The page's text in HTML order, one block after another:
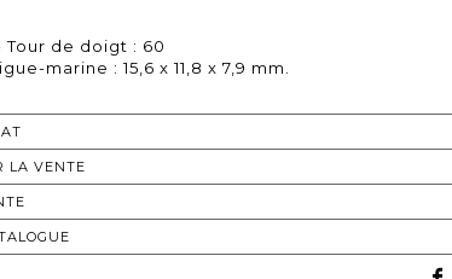
Tour de doigt : 60
LA VENTE